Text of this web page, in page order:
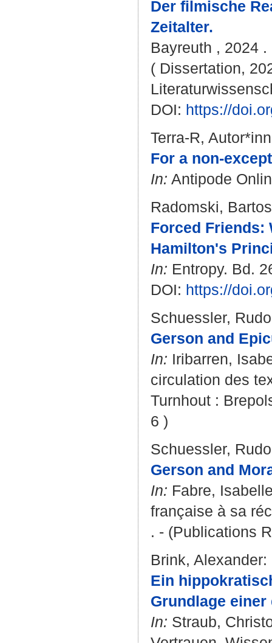
Der filmische
Zeitalter.
Bayreuth , 2024 .
( Dissertation,
DOI: https://
Terra-R,
For a non-
In: Antipode
Radomski,
Forced Friends:
Hamilton's
In: Entropy. Bd.
DOI: https://
Schuessler,
Gerson and
In: Iribarren,
circulation des
Turnhout :
6 )
Schuessler,
Gerson and
In: Fabre,
française à sa
. - (Publications
Brink, Alexander:
Ein
Grundlage
In: Straub,